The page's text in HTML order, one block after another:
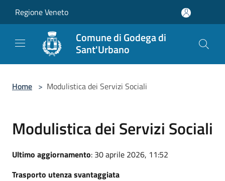
Regione Veneto
Comune di Godega di
Sant'Urbano
Home > Modulistica dei Servizi Sociali
Modulistica dei Servizi Sociali
Ultimo aggiornamento: 30 aprile 2026, 11:52
Trasporto utenza svantaggiata